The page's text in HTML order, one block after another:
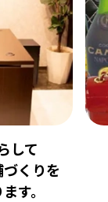
よる
目が
。